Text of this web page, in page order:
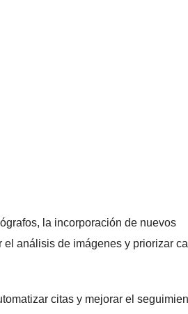
la incorporación de nuevos
análisis de imágenes y priorizar
citas y mejorar el